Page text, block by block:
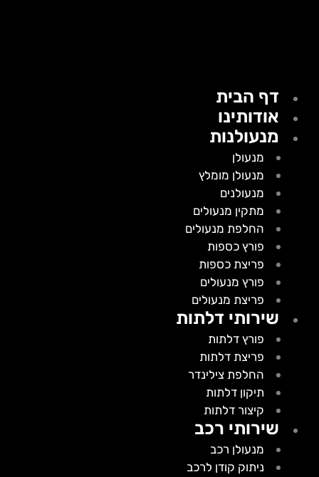
דף הבית
אודותינו
מנעולנות
מנעולן
מנעולן מומלץ
מנעולנים
מתקין מנעולים
החלפת מנעולים
פורץ כספות
פריצת כספות
פורץ מנעולים
פריצת מנעולים
שירותי דלתות
פורץ דלתות
פריצת דלתות
החלפת צילינדר
תיקון דלתות
קיצור דלתות
שירותי רכב
מנעולן רכב
ניתוק קודן לרכב